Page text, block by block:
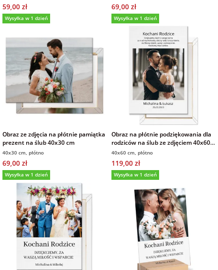
59,00 zł
Wysyłka w 1 dzień
69,00 zł
Wysyłka w 1 dzień
Obraz ze zdjęcia na płótnie pamiątka
prezent na ślub 40x30 cm
40x30 cm, płótno
69,00 zł
Wysyłka w 1 dzień
Obraz na płótnie podziękowania dla
rodziców na ślub ze zdjęciem 40x60
cm
40x60 cm, płótno
119,00 zł
Wysyłka w 1 dzień